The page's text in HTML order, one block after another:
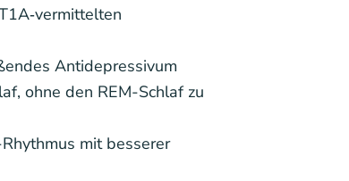
Antidepressivum
ohne den REM-Schlaf zu
mit besserer